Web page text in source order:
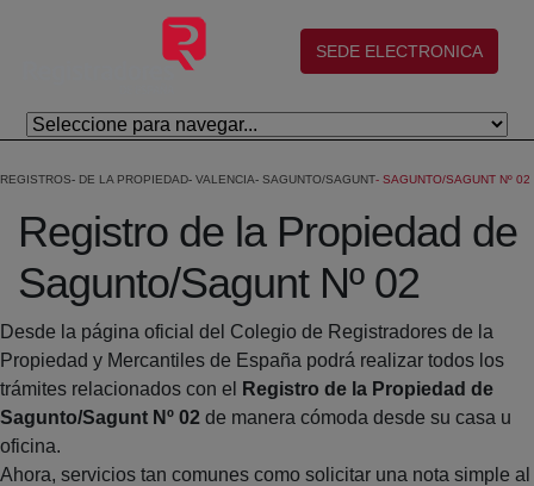
Skip to Main Content
(abre en nueva ventana)
SEDE ELECTRONICA
REGISTROS DE LA PROPIEDAD VALENCIA SAGUNTO/SAGUNT SAGUNTO/SAGUNT Nº 02
Registro de la Propiedad de
Sagunto/Sagunt Nº 02
Desde la página oficial del Colegio de Registradores de la
Propiedad y Mercantiles de España podrá realizar todos los
trámites relacionados con el
Registro de la Propiedad de
Sagunto/Sagunt Nº 02 de manera cómoda desde su casa u
oficina.
Ahora, servicios tan comunes como solicitar una nota simple al